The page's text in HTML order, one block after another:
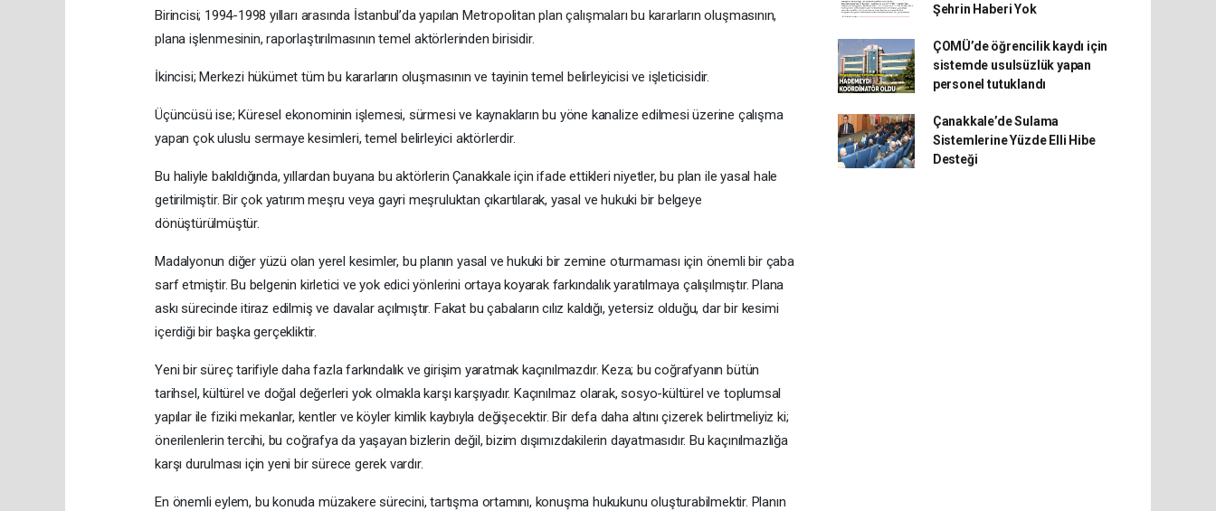
Birincisi; 1994-1998 yılları arasında İstanbul’da yapılan Metropolitan plan çalışmaları bu kararların oluşmasının,
plana işlenmesinin, raporlaştırılmasının temel aktörlerinden birisidir.
İkincisi; Merkezi hükümet tüm bu kararların oluşmasının ve tayinin temel belirleyicisi ve işleticisidir.
Üçüncüsü ise; Küresel ekonominin işlemesi, sürmesi ve kaynakların bu yöne kanalize edilmesi üzerine çalışma
yapan çok uluslu sermaye kesimleri, temel belirleyici aktörlerdir.
Bu haliyle bakıldığında, yıllardan buyana bu aktörlerin Çanakkale için ifade ettikleri niyetler, bu plan ile yasal hale
getirilmiştir. Bir çok yatırım meşru veya gayri meşruluktan çıkartılarak, yasal ve hukuki bir belgeye
dönüştürülmüştür.
Madalyonun diğer yüzü olan yerel kesimler, bu planın yasal ve hukuki bir zemine oturmaması için önemli bir çaba
sarf etmiştir. Bu belgenin kirletici ve yok edici yönlerini ortaya koyarak farkındalık yaratılmaya çalışılmıştır. Plana
askı sürecinde itiraz edilmiş ve davalar açılmıştır. Fakat bu çabaların cılız kaldığı, yetersiz olduğu, dar bir kesimi
içerdiği bir başka gerçekliktir.
Yeni bir süreç tarifiyle daha fazla farkındalık ve girişim yaratmak kaçınılmazdır. Keza; bu coğrafyanın bütün
tarihsel, kültürel ve doğal değerleri yok olmakla karşı karşıyadır. Kaçınılmaz olarak, sosyo-kültürel ve toplumsal
yapılar ile fiziki mekanlar, kentler ve köyler kimlik kaybıyla değişecektir. Bir defa daha altını çizerek belirtmeliyiz ki;
önerilenlerin tercihi, bu coğrafya da yaşayan bizlerin değil, bizim dışımızdakilerin dayatmasıdır. Bu kaçınılmazlığa
karşı durulması için yeni bir sürece gerek vardır.
En önemli eylem, bu konuda müzakere sürecini, tartışma ortamını, konuşma hukukunu oluşturabilmektir. Planın
Şehrin Haberi Yok
ÇOMÜ’de öğrencilik kaydı için
sistemde usulsüzlük yapan
personel tutuklandı
Çanakkale’de Sulama
Sistemlerine Yüzde Elli Hibe
Desteği